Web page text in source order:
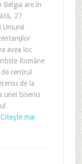
Belgia are în
27
Uniunii
avea loc
Române
centrul
de la
unei biserici
mai